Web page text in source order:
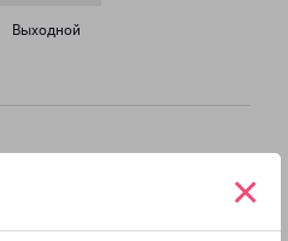
×
Выходной